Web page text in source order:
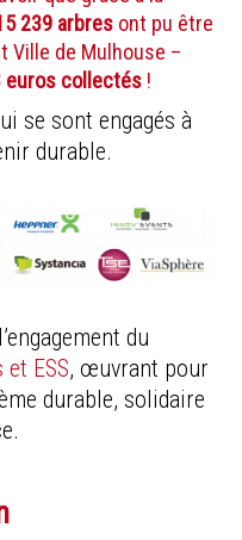
239 arbres ont pu être
Ville de Mulhouse –
euros collectés !
se sont engagés à
durable.
du
ESS, œuvrant pour
durable, solidaire